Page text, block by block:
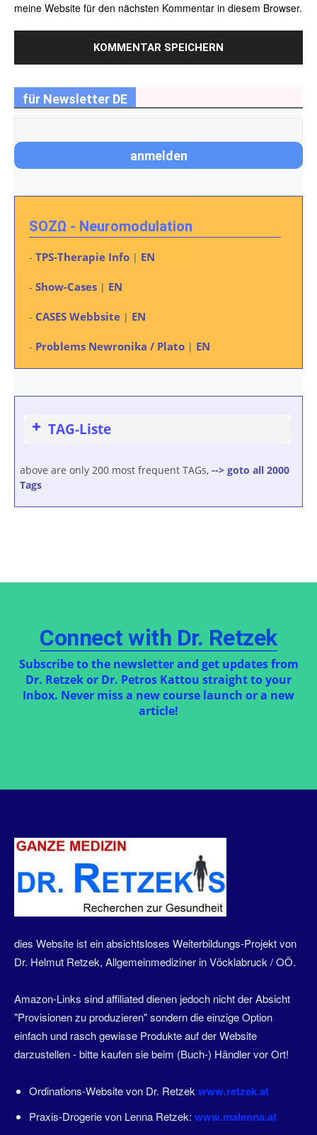
meine Website für den nächsten Kommentar in diesem Browser.
für Newsletter DE
SOZΩ - Neuromodulation
- TPS-Therapie Info | EN
- Show-Cases | EN
- CASES Webbsite | EN
- Problems Newronika / Plato | EN
TAG-Liste
above are only 200 most frequent TAGs, --> goto all 2000
Tags
Connect with Dr. Retzek
Subscribe to the newsletter and get updates from
Dr. Retzek or Dr. Petros Kattou straight to your
Inbox. Never miss a new course launch or a new
article!
dies Website ist ein absichtsloses Weiterbildungs-Projekt von
Dr. Helmut Retzek, Allgemeinmediziner in Vöcklabruck / OÖ.
Amazon-Links sind affiliated dienen jedoch nicht der Absicht
"Provisionen zu produzieren" sondern die einzige Option
einfach und rasch gewisse Produkte auf der Website
darzustellen - bitte kaufen sie beim (Buch-) Händler vor Ort!
Ordinations-Website von Dr. Retzek www.retzek.at
Praxis-Drogerie von Lenna Retzek: www.malenna.at